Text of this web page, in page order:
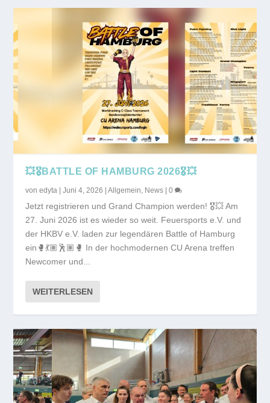
💥🎖️BATTLE OF HAMBURG 2026🎖️💥
vonedyta |Juni 4, 2026 |Allgemein News |0
Jetzt registrieren und Grand Champion werden! 🎖️💥 Am
27. Juni 2026 ist es wieder so weit. Feuersports e.V. und
der HKBV e.V. laden zur legendären Battle of Hamburg
ein🥊💃🏽🕺🏽🥊 In der hochmodernen CU Arena treffen
Newcomer und...
WEITERLESEN